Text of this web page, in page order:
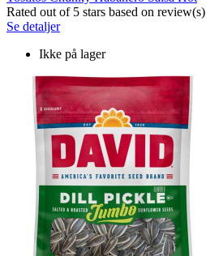
Rated out of 5 stars based on review(s)
Se detaljer
Ikke på lager